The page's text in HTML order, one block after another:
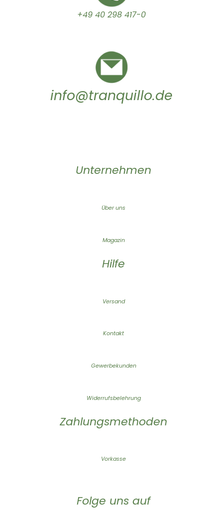
+49 40 298 417-0
info@tranquillo.de
Unternehmen
Über uns
Magazin
Hilfe
Versand
Kontakt
Gewerbekunden
Widerrufsbelehrung
Zahlungsmethoden
Vorkasse
Folge uns auf